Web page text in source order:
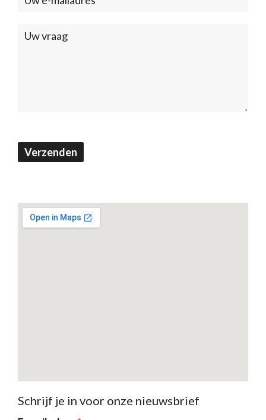
met
ons
Verzenden
Schrijf je in voor onze nieuwsbrief